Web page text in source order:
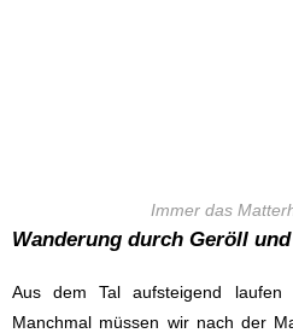
Immer das
Wanderung durch Geröll
Aus dem Tal aufsteigend laufen
Manchmal müssen wir nach der